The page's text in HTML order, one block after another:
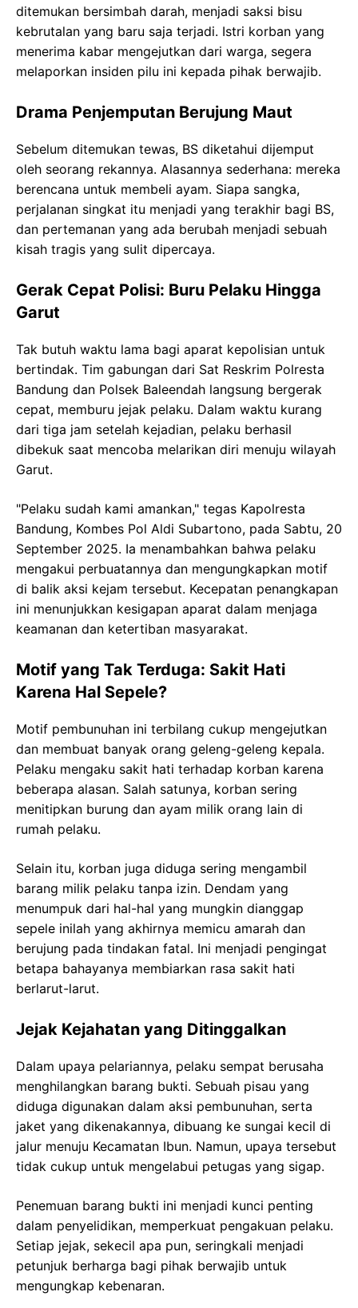
ditemukan bersimbah darah, menjadi saksi bisu
kebrutalan yang baru saja terjadi. Istri korban yang
menerima kabar mengejutkan dari warga, segera
melaporkan insiden pilu ini kepada pihak berwajib.
Drama Penjemputan Berujung Maut
Sebelum ditemukan tewas, BS diketahui dijemput
oleh seorang rekannya. Alasannya sederhana: mereka
berencana untuk membeli ayam. Siapa sangka,
perjalanan singkat itu menjadi yang terakhir bagi BS,
dan pertemanan yang ada berubah menjadi sebuah
kisah tragis yang sulit dipercaya.
Gerak Cepat Polisi: Buru Pelaku Hingga
Garut
Tak butuh waktu lama bagi aparat kepolisian untuk
bertindak. Tim gabungan dari Sat Reskrim Polresta
Bandung dan Polsek Baleendah langsung bergerak
cepat, memburu jejak pelaku. Dalam waktu kurang
dari tiga jam setelah kejadian, pelaku berhasil
dibekuk saat mencoba melarikan diri menuju wilayah
Garut.
"Pelaku sudah kami amankan," tegas Kapolresta
Bandung, Kombes Pol Aldi Subartono, pada Sabtu, 20
September 2025. Ia menambahkan bahwa pelaku
mengakui perbuatannya dan mengungkapkan motif
di balik aksi kejam tersebut. Kecepatan penangkapan
ini menunjukkan kesigapan aparat dalam menjaga
keamanan dan ketertiban masyarakat.
Motif yang Tak Terduga: Sakit Hati
Karena Hal Sepele?
Motif pembunuhan ini terbilang cukup mengejutkan
dan membuat banyak orang geleng-geleng kepala.
Pelaku mengaku sakit hati terhadap korban karena
beberapa alasan. Salah satunya, korban sering
menitipkan burung dan ayam milik orang lain di
rumah pelaku.
Selain itu, korban juga diduga sering mengambil
barang milik pelaku tanpa izin. Dendam yang
menumpuk dari hal-hal yang mungkin dianggap
sepele inilah yang akhirnya memicu amarah dan
berujung pada tindakan fatal. Ini menjadi pengingat
betapa bahayanya membiarkan rasa sakit hati
berlarut-larut.
Jejak Kejahatan yang Ditinggalkan
Dalam upaya pelariannya, pelaku sempat berusaha
menghilangkan barang bukti. Sebuah pisau yang
diduga digunakan dalam aksi pembunuhan, serta
jaket yang dikenakannya, dibuang ke sungai kecil di
jalur menuju Kecamatan Ibun. Namun, upaya tersebut
tidak cukup untuk mengelabui petugas yang sigap.
Penemuan barang bukti ini menjadi kunci penting
dalam penyelidikan, memperkuat pengakuan pelaku.
Setiap jejak, sekecil apa pun, seringkali menjadi
petunjuk berharga bagi pihak berwajib untuk
mengungkap kebenaran.